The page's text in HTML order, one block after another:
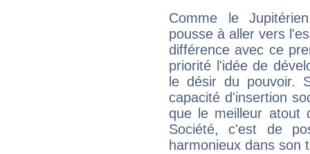
Comme le
pousse à aller vers
différence avec ce
priorité l'idée de
le désir du pouvoir.
capacité d'insertion
que le meilleur atout
Société, c'est de
harmonieux dans son